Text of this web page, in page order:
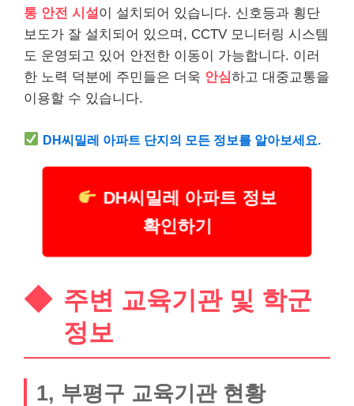
통 안전 시설이 설치되어 있습니다. 신호등과 횡단
보도가 잘 설치되어 있으며, CCTV 모니터링 시스템
도 운영되고 있어 안전한 이동이 가능합니다. 이러
한 노력 덕분에 주민들은 더욱 안심하고 대중교통을
이용할 수 있습니다.
DH씨밀레 아파트 단지의 모든 정보를 알아보세요.
DH씨밀레 아파트 정보
확인하기
주변 교육기관 및 학군
정보
1, 부평구 교육기관 현황